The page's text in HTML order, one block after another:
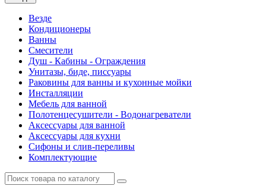
Везде
Кондиционеры
Ванны
Смесители
Душ - Кабины - Ограждения
Унитазы, биде, писсуары
Раковины для ванны и кухонные мойки
Инсталляции
Мебель для ванной
Полотенцесушители - Водонагреватели
Аксессуары для ванной
Аксессуары для кухни
Сифоны и слив-переливы
Комплектующие